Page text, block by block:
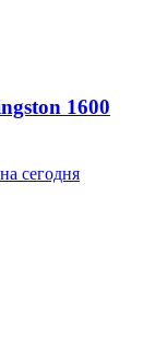
1600
сегодня